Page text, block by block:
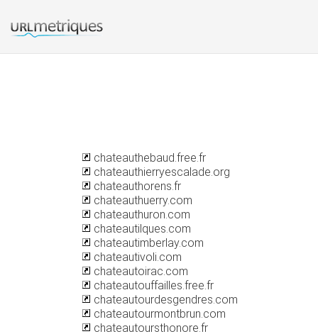
chateauthebaud.free.fr
chateauthierryescalade.org
chateauthorens.fr
chateauthuerry.com
chateauthuron.com
chateautilques.com
chateautimberlay.com
chateautivoli.com
chateautoirac.com
chateautouffailles.free.fr
chateautourdesgendres.com
chateautourmontbrun.com
chateautoursthonore.fr